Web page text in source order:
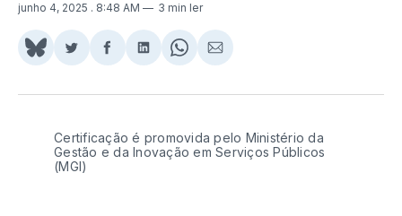
junho 4, 2025 . 8:48 AM 3 min ler
Share
BlueSky
Compartilhar
Twitter
Compartilhar
Facebook
Compartilhar
LinkedIn
Share
WhatsApp
Compartilhar
Email
Certificação é promovida pelo Ministério da
Gestão e da Inovação em Serviços Públicos
(MGI)